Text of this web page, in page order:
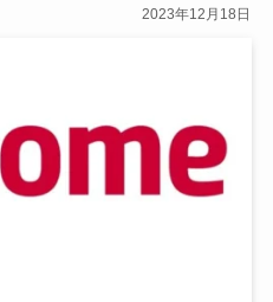
2023年12月18日